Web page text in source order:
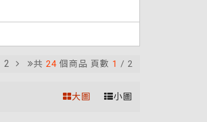
2 共 24 個商品 頁數 1 / 2
大圖 小圖